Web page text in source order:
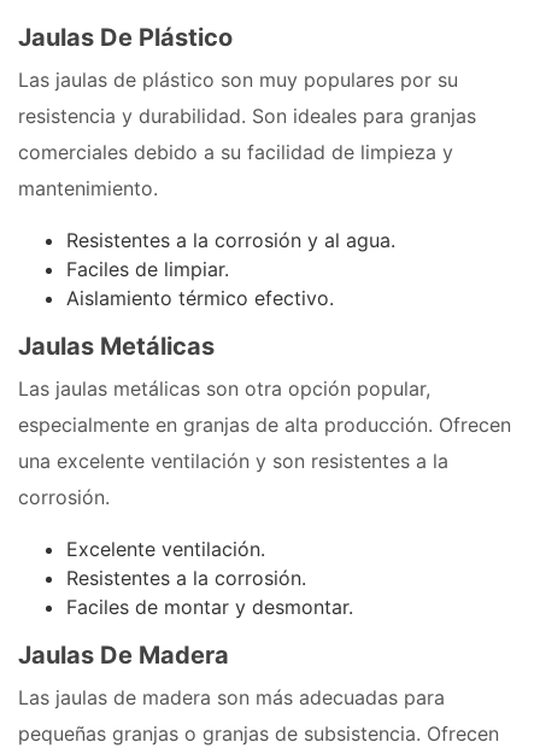
Jaulas De Plástico
Las jaulas de plástico son muy populares por su
resistencia y durabilidad. Son ideales para granjas
comerciales debido a su facilidad de limpieza y
mantenimiento.
Resistentes a la corrosión y al agua.
Faciles de limpiar.
Aislamiento térmico efectivo.
Jaulas Metálicas
Las jaulas metálicas son otra opción popular,
especialmente en granjas de alta producción. Ofrecen
una excelente ventilación y son resistentes a la
corrosión.
Excelente ventilación.
Resistentes a la corrosión.
Faciles de montar y desmontar.
Jaulas De Madera
Las jaulas de madera son más adecuadas para
pequeñas granjas o granjas de subsistencia. Ofrecen